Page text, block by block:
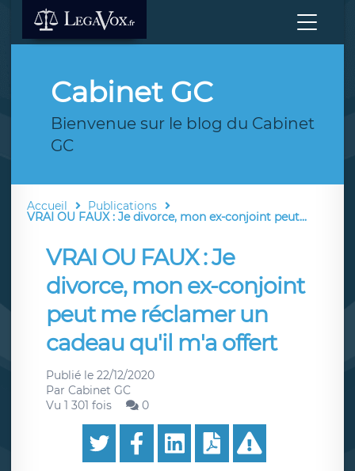
Cabinet GC
Bienvenue sur le blog du Cabinet
GC
Accueil Publications
VRAI OU FAUX : Je divorce, mon ex-conjoint peut...
VRAI OU FAUX : Je
divorce, mon ex-conjoint
peut me réclamer un
cadeau qu'il m'a offert
Publié le 22/12/2020
Par Cabinet GC
Vu 1 301 fois
0